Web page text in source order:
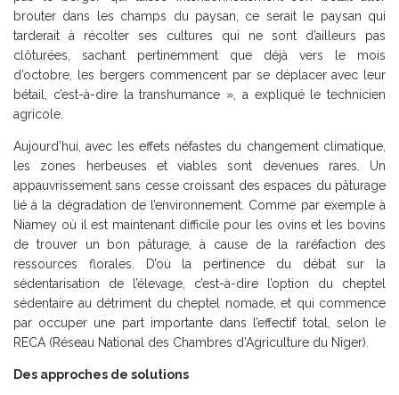
brouter dans les champs du paysan, ce serait le paysan qui
tarderait à récolter ses cultures qui ne sont d’ailleurs pas
clôturées, sachant pertinemment que déjà vers le mois
d’octobre, les bergers commencent par se déplacer avec leur
bétail, c’est-à-dire la transhumance », a expliqué le technicien
agricole.
Aujourd’hui, avec les effets néfastes du changement climatique,
les zones herbeuses et viables sont devenues rares. Un
appauvrissement sans cesse croissant des espaces du pâturage
lié à la dégradation de l’environnement. Comme par exemple à
Niamey où il est maintenant difficile pour les ovins et les bovins
de trouver un bon pâturage, à cause de la raréfaction des
ressources florales. D’où la pertinence du débat sur la
sédentarisation de l’élevage, c’est-à-dire l’option du cheptel
sédentaire au détriment du cheptel nomade, et qui commence
par occuper une part importante dans l’effectif total, selon le
RECA (Réseau National des Chambres d’Agriculture du Niger).
Des approches de solutions